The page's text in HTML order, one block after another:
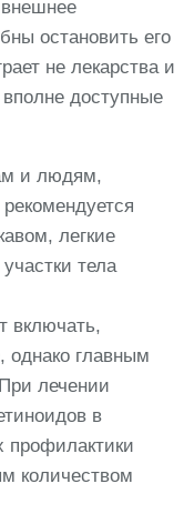
остановить его
не лекарства и
доступные
и людям,
легкие
тела
включать,
однако главным
лечении
в
профилактики
количеством